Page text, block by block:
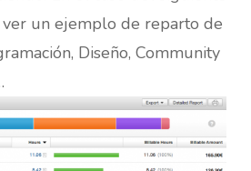
un ejemplo de reparto de
Diseño, Community